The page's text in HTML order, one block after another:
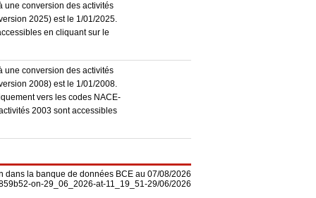
une conversion des activités
2025) est le 1/01/2025.
en cliquant sur le
une conversion des activités
2008) est le 1/01/2008.
vers les codes NACE-
2003 sont accessibles
dans la banque de données BCE au 07/08/2026
on-29_06_2026-at-11_19_51-29/06/2026